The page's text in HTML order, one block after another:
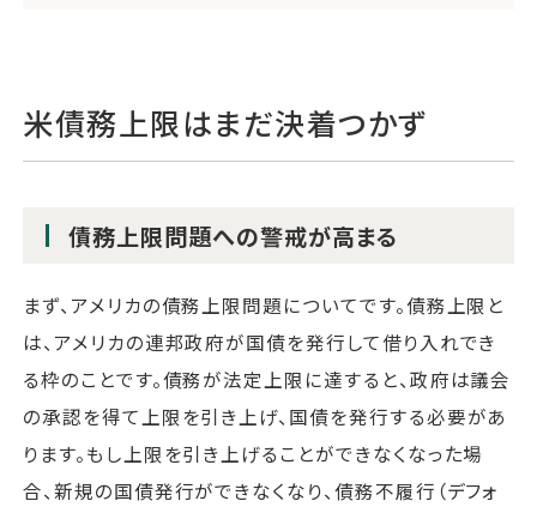
米債務上限はまだ決着つかず
債務上限問題への警戒が高まる
まず、アメリカの債務上限問題についてです。債務上限と
は、アメリカの連邦政府が国債を発行して借り入れでき
る枠のことです。債務が法定上限に達すると、政府は議会
の承認を得て上限を引き上げ、国債を発行する必要があ
ります。もし上限を引き上げることができなくなった場
合、新規の国債発行ができなくなり、債務不履行（デフォ